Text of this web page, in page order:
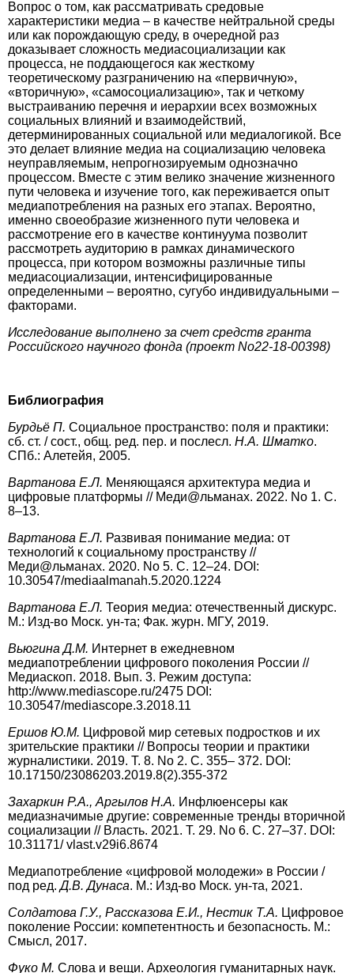
Вопрос о том, как рассматривать средовые
характеристики медиа – в качестве нейтральной среды
или как порождающую среду, в очередной раз
доказывает сложность медиасоциализации как
процесса, не поддающегося как жесткому
теоретическому разграничению на «первичную»,
«вторичную», «самосоциализацию», так и четкому
выстраиванию перечня и иерархии всех возможных
социальных влияний и взаимодействий,
детерминированных социальной или медиалогикой. Все
это делает влияние медиа на социализацию человека
неуправляемым, непрогнозируемым однозначно
процессом. Вместе с этим велико значение жизненного
пути человека и изучение того, как переживается опыт
медиапотребления на разных его этапах. Вероятно,
именно своеобразие жизненного пути человека и
рассмотрение его в качестве континуума позволит
рассмотреть аудиторию в рамках динамического
процесса, при котором возможны различные типы
медиасоциализации, интенсифицированные
определенными – вероятно, сугубо индивидуальными –
факторами.
Исследование выполнено за счет средств гранта
Российского научного фонда (проект No22-18-00398)
Библиография
Бурдье ̈ П. Социальное пространство: поля и практики:
сб. ст. / сост., общ. ред. пер. и послесл. Н.А. Шматко.
СПб.: Алетейя, 2005.
Вартанова Е.Л. Меняющаяся архитектура медиа и
цифровые платформы // Меди@льманах. 2022. No 1. С.
8–13.
Вартанова Е.Л. Развивая понимание медиа: от
технологий к социальному пространству //
Меди@льманах. 2020. No 5. С. 12–24. DOI:
10.30547/mediaalmanah.5.2020.1224
Вартанова Е.Л. Теория медиа: отечественный дискурс.
М.: Изд-во Моск. ун-та; Фак. журн. МГУ, 2019.
Вьюгина Д.М. Интернет в ежедневном
медиапотреблении цифрового поколения России //
Медиаскоп. 2018. Вып. 3. Режим доступа:
http://www.mediascope.ru/2475 DOI:
10.30547/mediascope.3.2018.11
Ершов Ю.М. Цифровой мир сетевых подростков и их
зрительские практики // Вопросы теории и практики
журналистики. 2019. Т. 8. No 2. С. 355– 372. DOI:
10.17150/23086203.2019.8(2).355-372
Захаркин Р.А., Аргылов Н.А. Инфлюенсеры как
медиазначимые другие: современные тренды вторичной
социализации // Власть. 2021. Т. 29. No 6. С. 27–37. DOI:
10.31171/ vlast.v29i6.8674
Медиапотребление «цифровой молодежи» в России /
под ред.Д.В. Дунаса. М.: Изд-во Моск. ун-та, 2021.
Солдатова Г.У., Рассказова Е.И., Нестик Т.А. Цифровое
поколение России: компетентность и безопасность. М.:
Смысл, 2017.
Фуко М. Слова и вещи. Археология гуманитарных наук.